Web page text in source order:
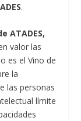
.
ATADES,
valor las
es el Vino de
la
las personas
límite